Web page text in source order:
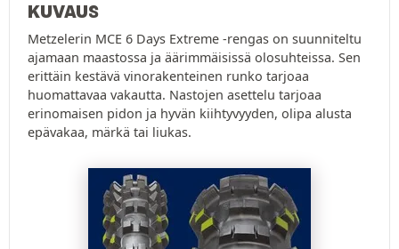
KUVAUS
Metzelerin MCE 6 Days Extreme -rengas on suunniteltu
ajamaan maastossa ja äärimmäisissä olosuhteissa. Sen
erittäin kestävä vinorakenteinen runko tarjoaa
huomattavaa vakautta. Nastojen asettelu tarjoaa
erinomaisen pidon ja hyvän kiihtyvyyden, olipa alusta
epävakaa, märkä tai liukas.